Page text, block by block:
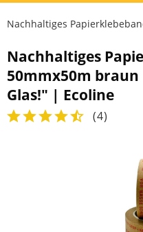
Nachhaltiges
Nachhaltiges
50mmx50m
Glas!" | Ecoline
(4)